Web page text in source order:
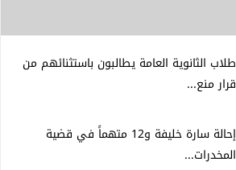
طلاب الثانوية العامة يطالبون باستثنائهم من
قرار منع...
إحالة سارة خليفة و12 متهماً في قضية
المخدرات...